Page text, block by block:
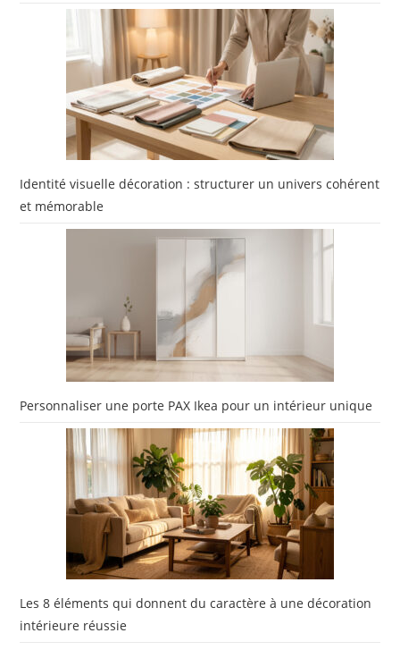
Identité visuelle décoration : structurer un univers cohérent
et mémorable
Personnaliser une porte PAX Ikea pour un intérieur unique
Les 8 éléments qui donnent du caractère à une décoration
intérieure réussie